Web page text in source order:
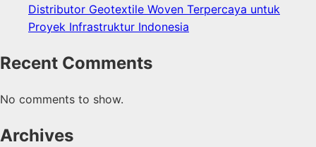
Distributor Geotextile Woven Terpercaya untuk
Proyek Infrastruktur Indonesia
Recent Comments
No comments to show.
Archives